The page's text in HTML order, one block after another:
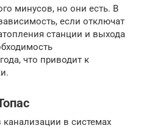
минусов, но они есть. В
если отключат
станции и выхода
что приводит к
в системах